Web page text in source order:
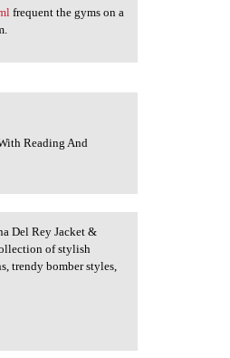
frequent the gyms on a
Reading And
Del Rey Jacket &
of stylish
trendy bomber styles,